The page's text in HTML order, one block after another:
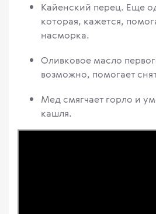
Кайенский перец. Еще
которая, кажется,
насморка.
Оливковое масло
возможно, помогает
Мед смягчает горло и
кашля.